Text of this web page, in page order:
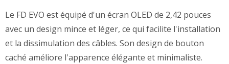
Le FD EVO est équipé d'un écran OLED de 2,42 pouces
avec un design mince et léger, ce qui facilite l'installation
et la dissimulation des câbles. Son design de bouton
caché améliore l'apparence élégante et minimaliste.